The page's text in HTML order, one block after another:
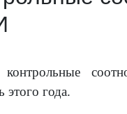
этого года.